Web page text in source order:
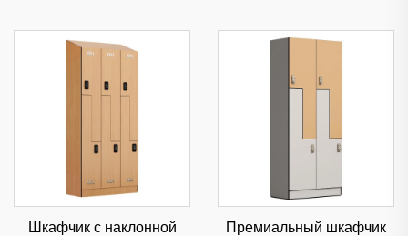
Шкафчик с наклонной
Премиальный шкафчик